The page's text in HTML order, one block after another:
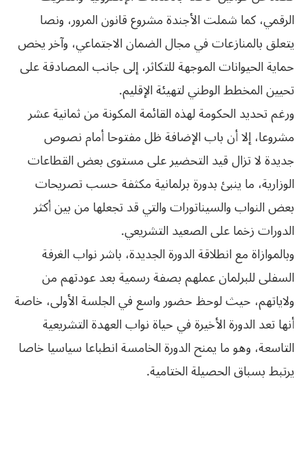
الرقمي، كما شملت الأجندة مشروع قانون المرور، ونصا
يتعلق بالمنازعات في مجال الضمان الاجتماعي، وآخر يخص
حماية الحيوانات الموجهة للتكاثر، إلى جانب المصادقة على
تحيين المخطط الوطني لتهيئة الإقليم.
ورغم تحديد الحكومة لهذه القائمة المكونة من ثمانية عشر
مشروعا، إلا أن باب الإضافة ظل مفتوحا أمام نصوص
جديدة لا تزال قيد التحضير على مستوى بعض القطاعات
الوزارية، ما ينبئ بدورة برلمانية مكثفة حسب تصريحات
بعض النواب والسيناتورات والتي قد تجعلها من بين أكثر
الدورات زخما على الصعيد التشريعي.
وبالموازاة مع انطلاقة الدورة الجديدة، باشر نواب الغرفة
السفلى للبرلمان عملهم بصفة رسمية بعد عودتهم من
ولاياتهم، حيث لوحظ حضور واسع في الجلسة الأولى، خاصة
أنها تعد الدورة الأخيرة في حياة نواب العهدة التشريعية
التاسعة، وهو ما يمنح الدورة الخامسة انطباعا سياسيا خاصا
يرتبط بسباق الحصيلة الختامية.